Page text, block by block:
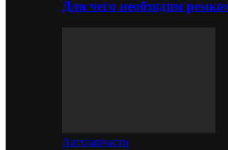
Для чего необходим
Автозапчасти